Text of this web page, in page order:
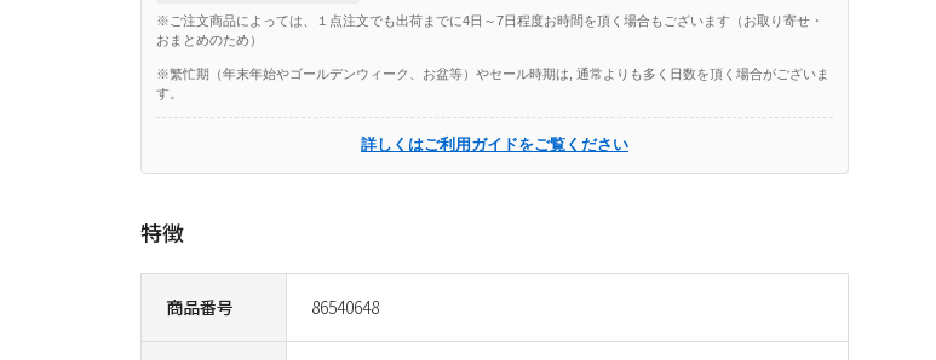
商品番号 86540648
※ご注文商品によっては、１点注文でも出荷までに4日～7日程度お時間を頂く場合もございます（お取り寄せ・
おまとめのため）
※繁忙期（年末年始やゴールデンウィーク、お盆等）やセール時期は, 通常よりも多く日数を頂く場合がございま
す。
詳しくはご利用ガイドをご覧ください
特徴